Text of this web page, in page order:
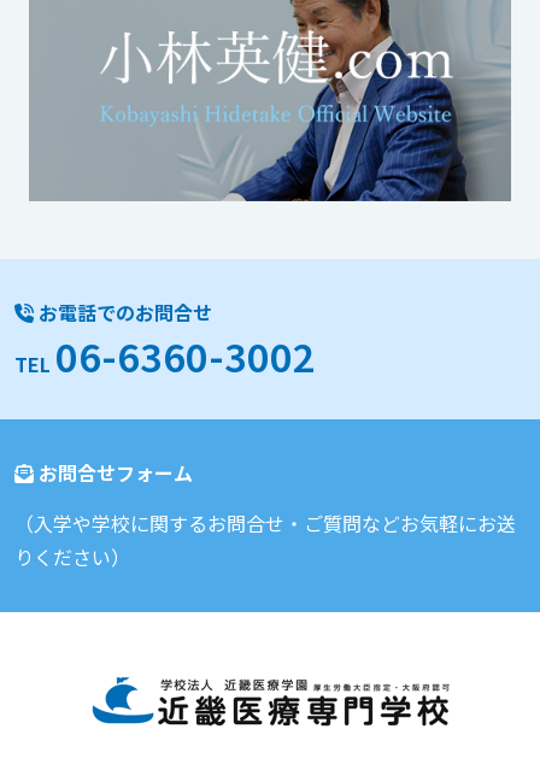
お電話でのお問合せ
TEL 06-6360-3002
お問合せフォーム
（入学や学校に関するお問合せ・ご質問などお気軽にお送
りください）